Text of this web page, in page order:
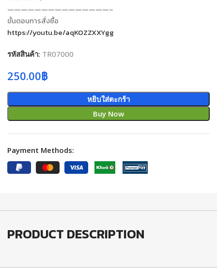
———————————————–
ขั้นตอนการสั่งซื้อ
https://youtu.be/aqKOZZXXYgg
รหัสสินค้า: TR07000
250.00฿
หยิบใส่ตะกร้า
Buy Now
Payment Methods:
PRODUCT DESCRIPTION